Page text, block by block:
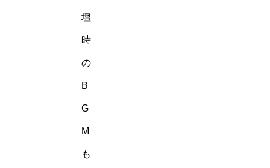
壇
時
の
B
G
M
も